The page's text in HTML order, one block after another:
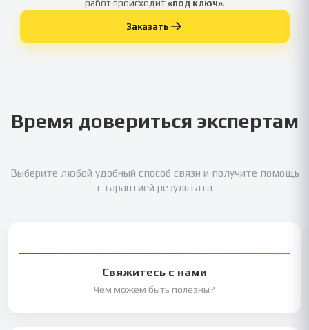
работ происходит«под ключ».
Заказать
Время довериться экспертам
Выберите любой удобный способ связи и получите помощь
с гарантией результата
Свяжитесь с нами
Чем можем быть полезны?